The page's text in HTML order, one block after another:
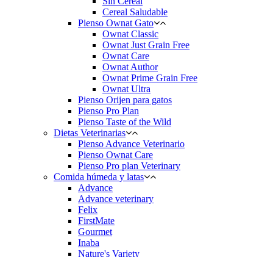
Cereal Saludable
Pienso Ownat Gato
Ownat Classic
Ownat Just Grain Free
Ownat Care
Ownat Author
Ownat Prime Grain Free
Ownat Ultra
Pienso Orijen para gatos
Pienso Pro Plan
Pienso Taste of the Wild
Dietas Veterinarias
Pienso Advance Veterinario
Pienso Ownat Care
Pienso Pro plan Veterinary
Comida húmeda y latas
Advance
Advance veterinary
Felix
FirstMate
Gourmet
Inaba
Nature's Variety